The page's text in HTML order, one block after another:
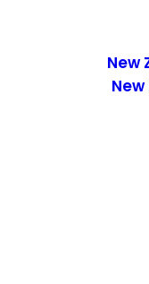
New
Anmeldelse af